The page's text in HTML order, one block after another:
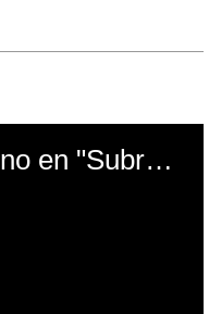
El mal momento de Yanina Gasañol con un hincha argentino en "Subrayado"